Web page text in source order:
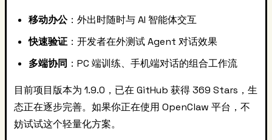
移动办公：外出时随时与 AI 智能体交互
快速验证 ：开发者在外测试 Agent 对话效果
多端协同 ：PC 端训练、手机端对话的组合工作流
目前项目版本为 1.9.0，已在 GitHub 获得 369 Stars，生
态正在逐步完善。如果你正在使用 OpenClaw 平台，不
妨试试这个轻量化方案。